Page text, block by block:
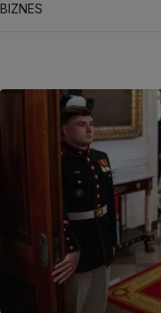
BIZNES